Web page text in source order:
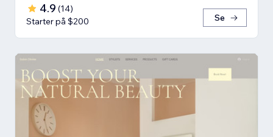
4.9 (14)
Starter på $200
Se